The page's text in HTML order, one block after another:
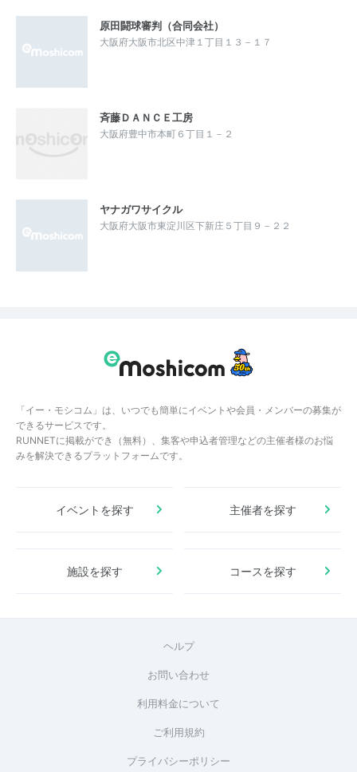
原田闘球審判（合同会社）
大阪府大阪市北区中津１丁目１３－１７
斉藤ＤＡＮＣＥ工房
大阪府豊中市本町６丁目１－２
ヤナガワサイクル
大阪府大阪市東淀川区下新庄５丁目９－２２
「イー・モシコム」は、いつでも簡単にイベントや会員・メンバーの募集が
できるサービスです。
RUNNETに掲載ができ（無料）、集客や申込者管理などの主催者様のお悩
みを解決できるプラットフォームです。
イベントを探す 主催者を探す
施設を探す コースを探す
ヘルプ
お問い合わせ
利用料金について
ご利用規約
プライバシーポリシー